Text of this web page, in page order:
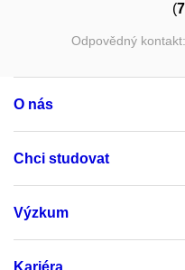
(
Odpovědný kontakt:
O nás
Chci studovat
Výzkum
Kariéra